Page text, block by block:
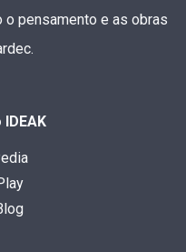
pensamento e as obras